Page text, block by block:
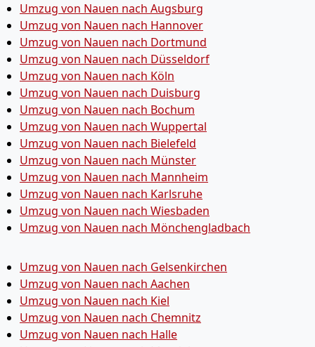
Umzug von Nauen nach Augsburg
Umzug von Nauen nach Hannover
Umzug von Nauen nach Dortmund
Umzug von Nauen nach Düsseldorf
Umzug von Nauen nach Köln
Umzug von Nauen nach Duisburg
Umzug von Nauen nach Bochum
Umzug von Nauen nach Wuppertal
Umzug von Nauen nach Bielefeld
Umzug von Nauen nach Münster
Umzug von Nauen nach Mannheim
Umzug von Nauen nach Karlsruhe
Umzug von Nauen nach Wiesbaden
Umzug von Nauen nach Mönchen­gladbach
Umzug von Nauen nach Gelsenkirchen
Umzug von Nauen nach Aachen
Umzug von Nauen nach Kiel
Umzug von Nauen nach Chemnitz
Umzug von Nauen nach Halle